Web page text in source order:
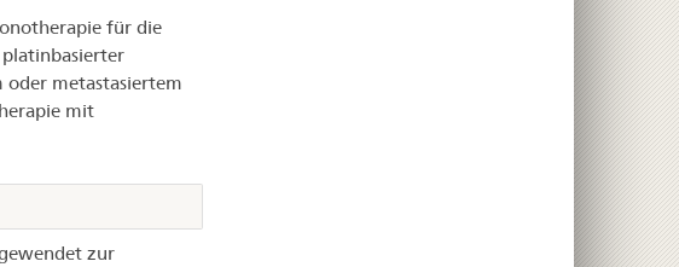
für die
oder metastasiertem
mit
zur